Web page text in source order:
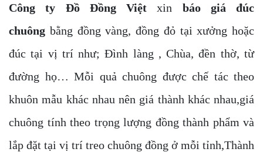
Công ty Đồ Đồng Việt xin báo giá đúc
chuông bằng đồng vàng, đồng đỏ tại xưởng hoặc
đúc tại vị trí như; Đình làng , Chùa, đền thờ, từ
đường họ… Mỗi quả chuông được chế tác theo
khuôn mẫu khác nhau nên giá thành khác nhau,giá
chuông tính theo trọng lượng đồng thành phẩm và
lắp đặt tại vị trí treo chuông đồng ở mỗi tỉnh,Thành